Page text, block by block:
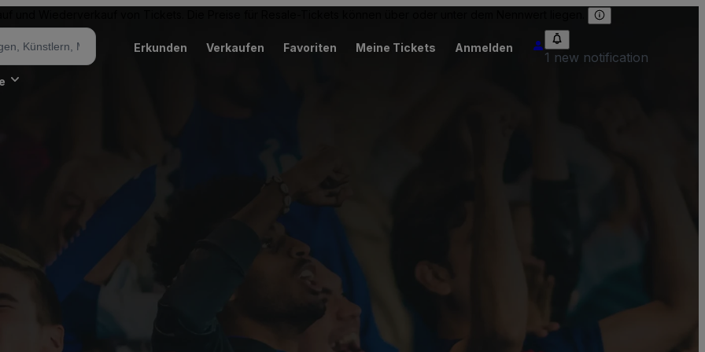
Erkunden Verkaufen Favoriten Meine Tickets Anmelden
1 new notification